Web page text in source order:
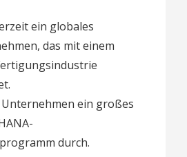
ein globales
das mit einem
ein großes
durch.